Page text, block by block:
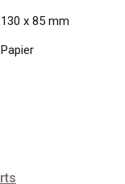
130 x 85 mm
Papier